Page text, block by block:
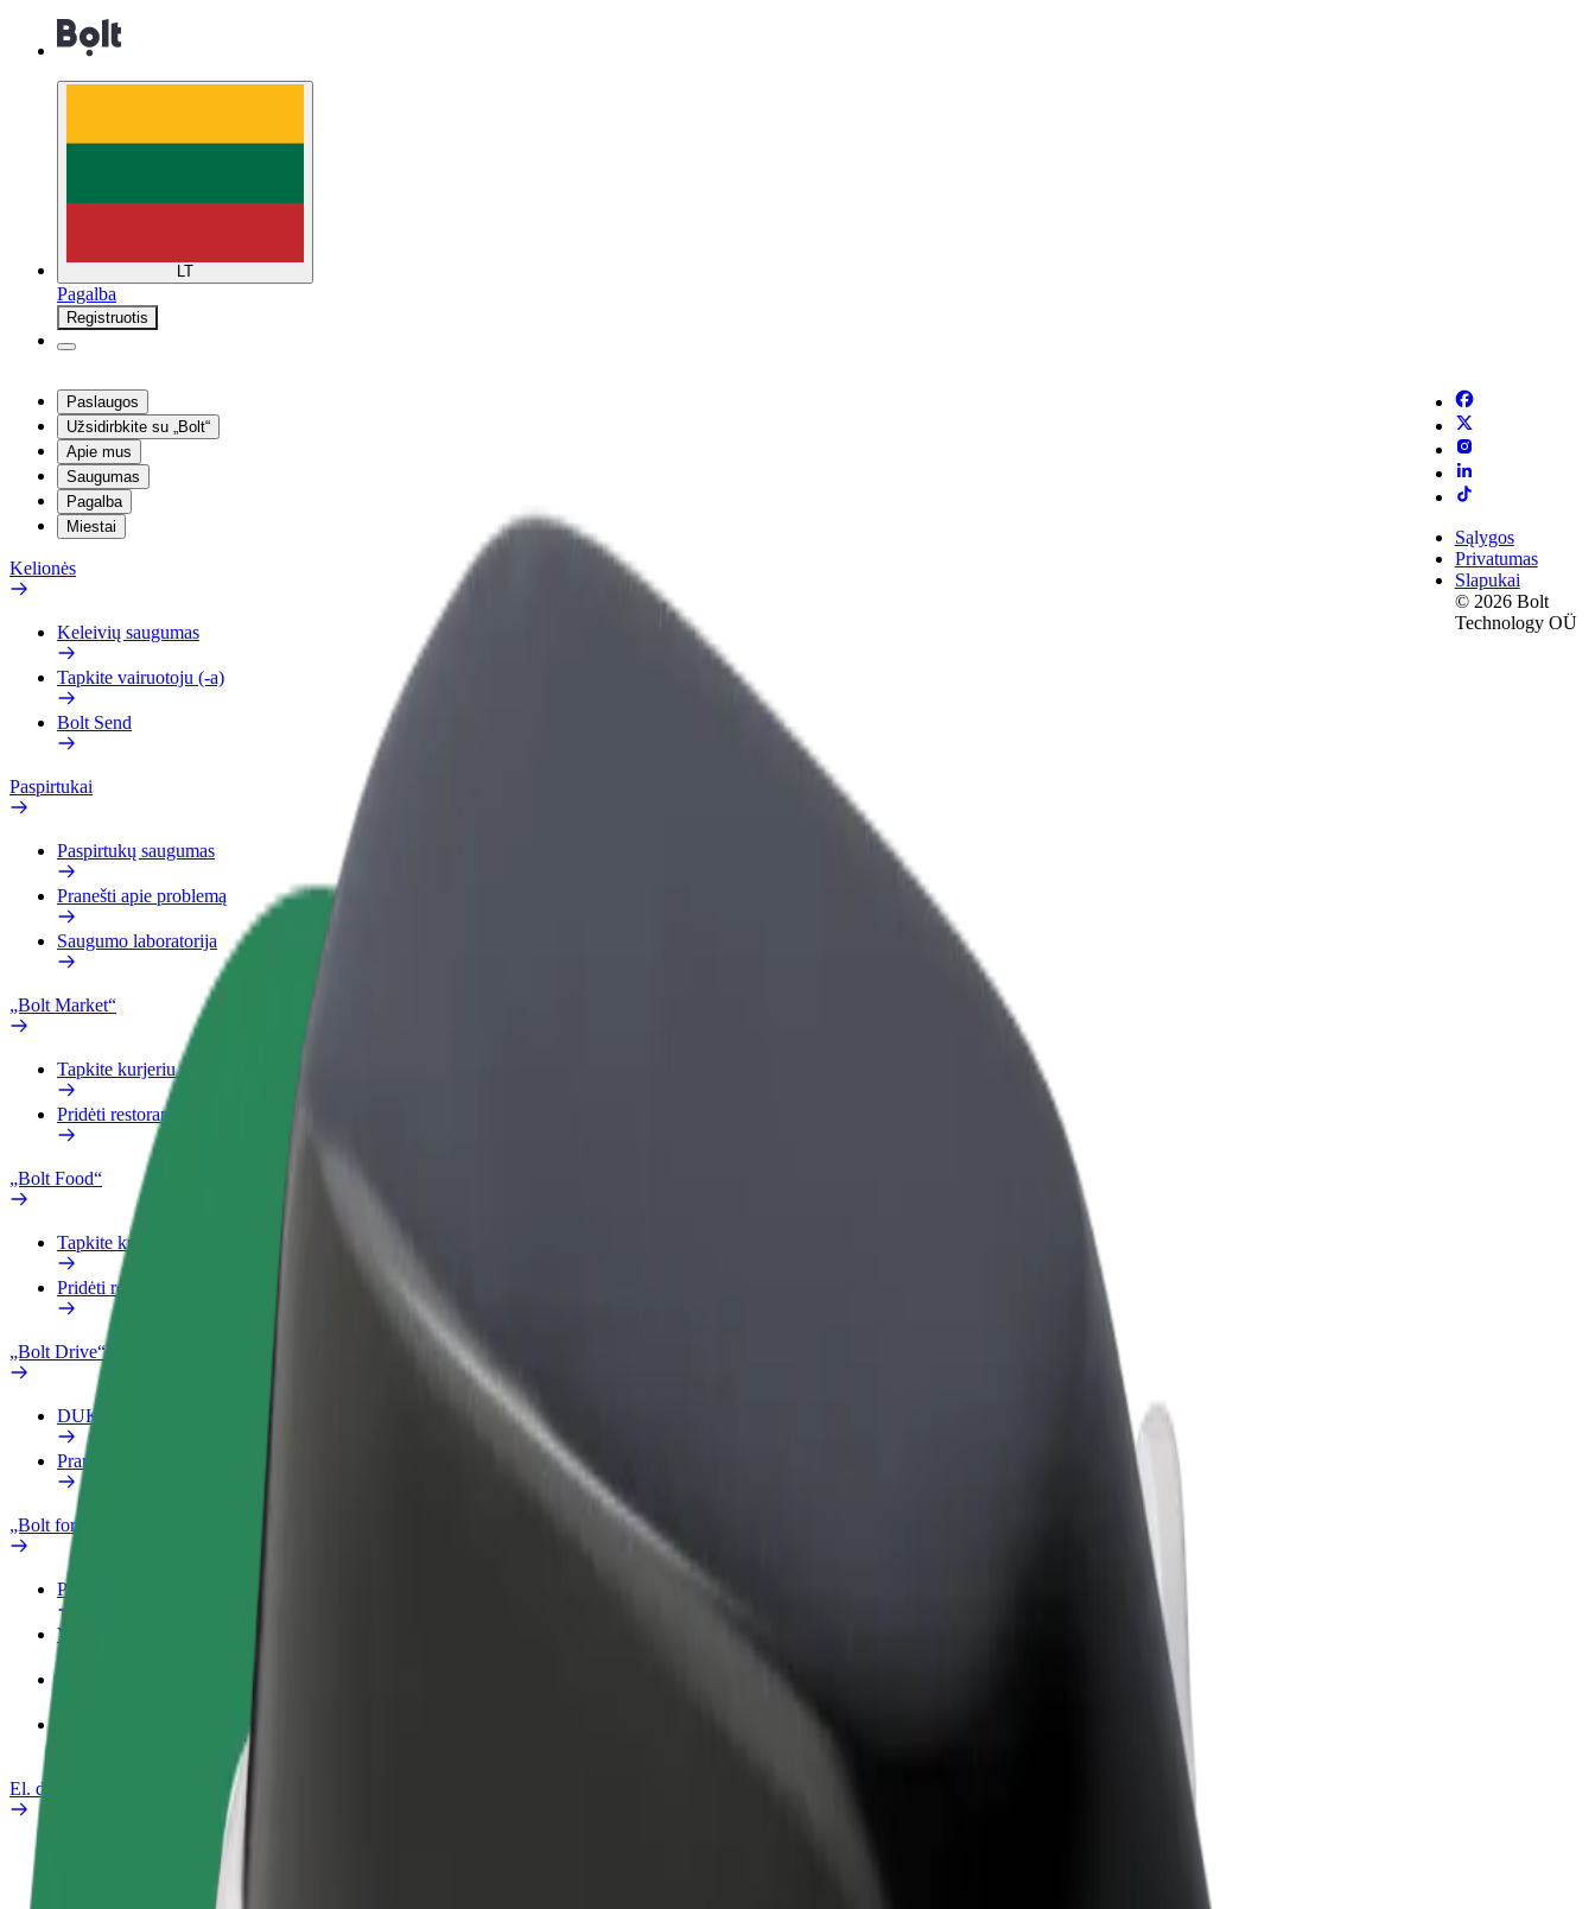
LT
Pagalba
Registruotis
Paslaugos
Užsidirbkite su „Bolt“
Apie mus
Saugumas
Pagalba
Miestai
Kelionės
Keleivių saugumas
Tapkite vairuotoju (-a)
Bolt Send
Paspirtukai
Paspirtukų saugumas
Pranešti apie problemą
Saugumo laboratorija
„Bolt Market“
Tapkite kurjeriu (-e)
Pridėti restoraną ar parduotuvę
„Bolt Food“
Tapkite kurjeriu (-e)
Pridėti restoraną ar parduotuvę
„Bolt Drive“
DUK
Pranešti apie automobilį
„Bolt for Business“
Privalumai
Verslo profilis
El. dviračiai
Pranešti apie problemą
Sąlygos
Privatumas
Slapukai
© 2026 Bolt
Technology OÜ